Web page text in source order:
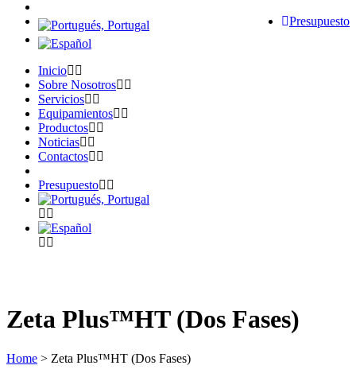
Presupuesto
Inicio
Sobre Nosotros
Servicios
Equipamientos
Productos
Noticias
Contactos
Presupuesto
Zeta Plus™HT (Dos Fases)
Home > Zeta Plus™HT (Dos Fases)